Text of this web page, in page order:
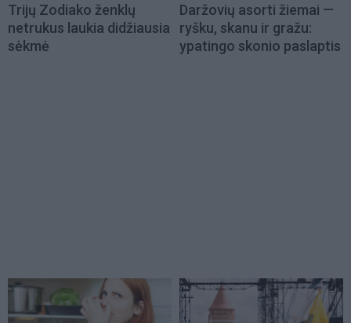
Trijų Zodiako ženklų
netrukus laukia didžiausia
sėkmė
Daržovių asorti žiemai —
ryšku, skanu ir gražu:
ypatingo skonio paslaptis